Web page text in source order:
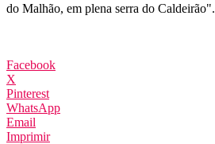
do Malhão, em plena serra do Caldeirão".
Facebook
X
Pinterest
WhatsApp
Email
Imprimir